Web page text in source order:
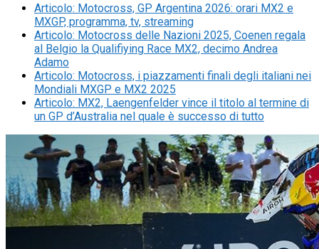
Articolo: Motocross, GP Argentina 2026: orari MX2 e
MXGP, programma, tv, streaming
Articolo: Motocross delle Nazioni 2025, Coenen regala
al Belgio la Qualifiying Race MX2, decimo Andrea
Adamo
Articolo: Motocross, i piazzamenti finali degli italiani nei
Mondiali MXGP e MX2 2025
Articolo: MX2, Laengenfelder vince il titolo al termine di
un GP d’Australia nel quale è successo di tutto